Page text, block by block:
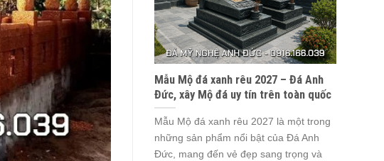
Mẫu Mộ đá xanh rêu 2027 – Đá Anh
Đức, xây Mộ đá uy tín trên toàn quốc
Mẫu Mộ đá xanh rêu 2027 là một trong
những sản phẩm nổi bật của Đá Anh
Đức, mang đến vẻ đẹp sang trọng và